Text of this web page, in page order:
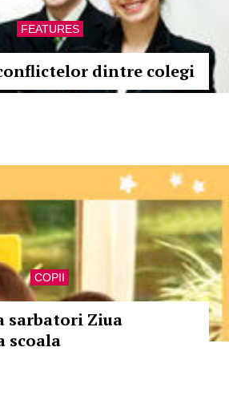
FEATURES
dintre colegi
COPII
sarbatori Ziua
scoala